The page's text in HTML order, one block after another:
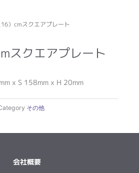
）cmスクエアプレート
スクエアプレート
x S 158mm x H 20mm
その他
会社概要